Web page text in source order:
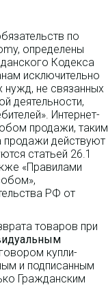
по
определены
Кодекса
исключительно
нужд, не связанных
деятельности,
Интернет-
продажи, таким
действуют
статьей 26.1
«Правилами
РФ от
товаров при
купли-
и подписанным
Гражданским